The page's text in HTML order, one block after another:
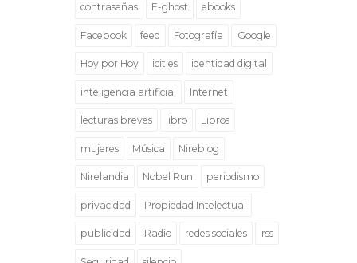
contraseñas E-ghost ebooks
Facebook feed Fotografía Google
Hoy por Hoy icities identidad digital
inteligencia artificial Internet
lecturas breves libro Libros
mujeres Música Nireblog
Nirelandia Nobel Run periodismo
privacidad Propiedad Intelectual
publicidad Radio redes sociales rss